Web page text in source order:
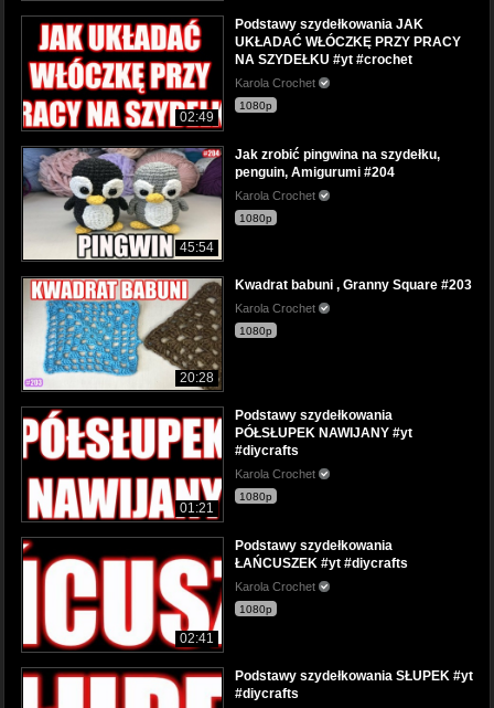
02:49
Podstawy szydełkowania JAK
UKŁADAĆ WŁÓCZKĘ PRZY PRACY
NA SZYDEŁKU #yt #crochet
Karola Crochet
1080p
45:54
Jak zrobić pingwina na szydełku,
penguin, Amigurumi #204
Karola Crochet
1080p
20:28
Kwadrat babuni , Granny Square #203
Karola Crochet
1080p
01:21
Podstawy szydełkowania
PÓŁSŁUPEK NAWIJANY #yt
#diycrafts
Karola Crochet
1080p
02:41
Podstawy szydełkowania
ŁAŃCUSZEK #yt #diycrafts
Karola Crochet
1080p
Podstawy szydełkowania SŁUPEK #yt
#diycrafts